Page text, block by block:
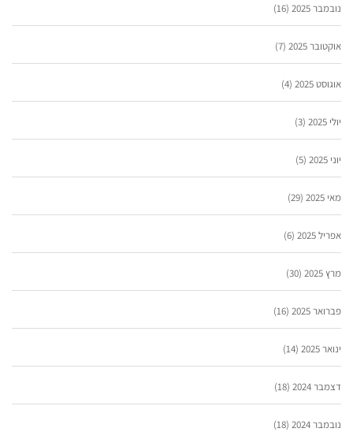
נובמבר 2025 (16)
אוקטובר 2025 (7)
אוגוסט 2025 (4)
יולי 2025 (3)
יוני 2025 (5)
מאי 2025 (29)
אפריל 2025 (6)
מרץ 2025 (30)
פברואר 2025 (16)
ינואר 2025 (14)
דצמבר 2024 (18)
נובמבר 2024 (18)